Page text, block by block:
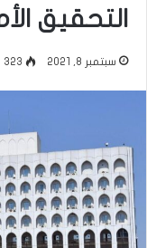
التحقيق
سبتمبر 8, 2021 323